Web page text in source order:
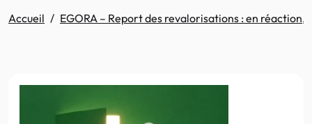
Accueil EGORA – Report des revalorisations : en